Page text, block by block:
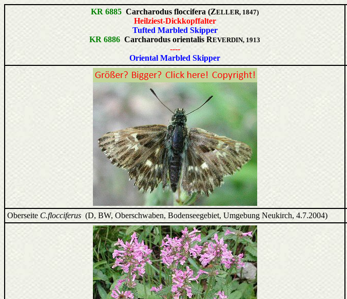
KR 6885 Carcharodus floccifera (ZELLER, 1847)
Heilziest-Dickkopffalter
Tufted Marbled Skipper
KR 6886 Carcharodus orientalis REVERDIN, 1913
----
Oriental Marbled Skipper
Oberseite C.flocciferus (D, BW, Oberschwaben, Bodenseegebiet, Umgebung Neukirch, 4.7.2004)